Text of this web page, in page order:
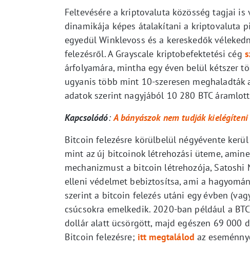
Feltevésére a kriptovaluta közösség tagjai is
dinamikája képes átalakítani a kriptovaluta
egyedül Winklevoss és a kereskedők
felezésről. A Grayscale kriptobefektetési cég
árfolyamára, mintha egy éven belül kétszer
ugyanis több mint 10-szeresen meghaladták
adatok szerint nagyjából 10 280 BTC
Kapcsolódó:A bányászok nem tudják
Bitcoin felezésre körülbelül négyévente
mint az új bitcoinok létrehozási üteme,
mechanizmust a bitcoin létrehozója,
elleni védelmet bebiztosítsa, ami a
szerint a bitcoin felezés utáni egy évben
csúcsokra emelkedik. 2020-ban például a
dollár alatt ücsörgött, majd egészen 69 000
Bitcoin felezésre; itt megtalálod az